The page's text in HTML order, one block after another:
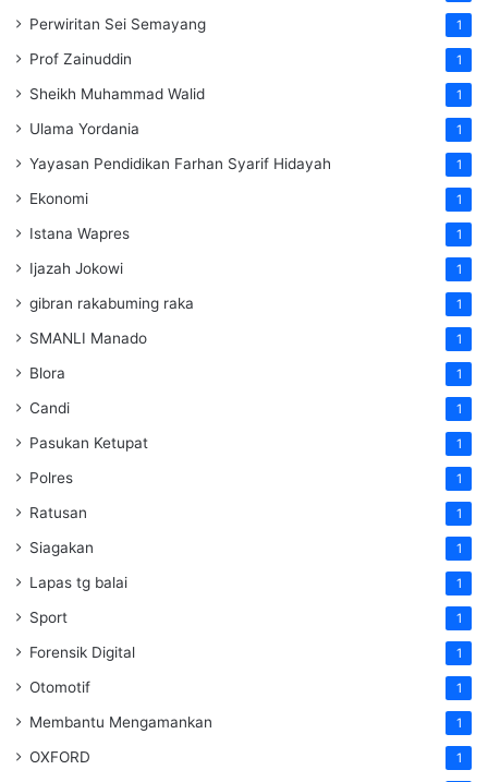
Perwiritan Sei Semayang 1
Prof Zainuddin 1
Sheikh Muhammad Walid 1
Ulama Yordania 1
Yayasan Pendidikan Farhan Syarif Hidayah 1
Ekonomi 1
Istana Wapres 1
Ijazah Jokowi 1
gibran rakabuming raka 1
SMANLI Manado 1
Blora 1
Candi 1
Pasukan Ketupat 1
Polres 1
Ratusan 1
Siagakan 1
Lapas tg balai 1
Sport 1
Forensik Digital 1
Otomotif 1
Membantu Mengamankan 1
OXFORD 1